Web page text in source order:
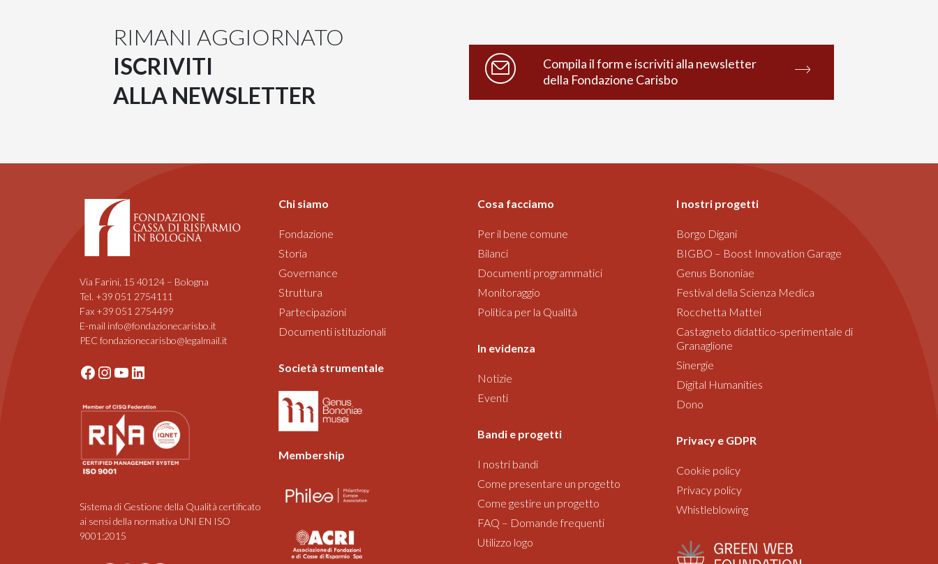
RIMANI AGGIORNATO
ISCRIVITI
ALLA NEWSLETTER
Compila il form e iscriviti alla newsletter
della Fondazione Carisbo
Via Farini, 15 40124 – Bologna
Tel. +39 051 2754111
Fax +39 051 2754499
E-mail info@fondazionecarisbo.it
PEC fondazionecarisbo@legalmail.it
Facebook
Instagram
YouTube
LinkedIn
Sistema di Gestione della Qualità certificato
ai sensi della normativa UNI EN ISO
9001:2015
Chi siamo
Fondazione
Storia
Governance
Struttura
Partecipazioni
Documenti istituzionali
Società strumentale
Membership
Cosa facciamo
Per il bene comune
Bilanci
Documenti programmatici
Monitoraggio
Politica per la Qualità
In evidenza
Notizie
Eventi
Bandi e progetti
I nostri bandi
Come presentare un progetto
Come gestire un progetto
FAQ – Domande frequenti
Utilizzo logo
I nostri progetti
Borgo Digani
BIGBO – Boost Innovation Garage
Genus Bononiae
Festival della Scienza Medica
Rocchetta Mattei
Castagneto didattico-sperimentale di
Granaglione
Sinergie
Digital Humanities
Dono
Privacy e GDPR
Cookie policy
Privacy policy
Whistleblowing